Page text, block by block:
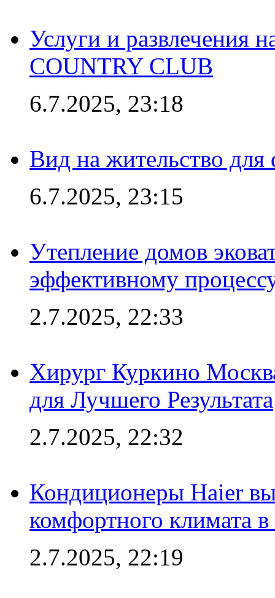
Услуги и развлечения
COUNTRY CLUB
6.7.2025, 23:18
Вид на жительство
6.7.2025, 23:15
Утепление домов
эффективному
2.7.2025, 22:33
Хирург Куркино
для Лучшего Результата
2.7.2025, 22:32
Кондиционеры Haier
комфортного климата
2.7.2025, 22:19